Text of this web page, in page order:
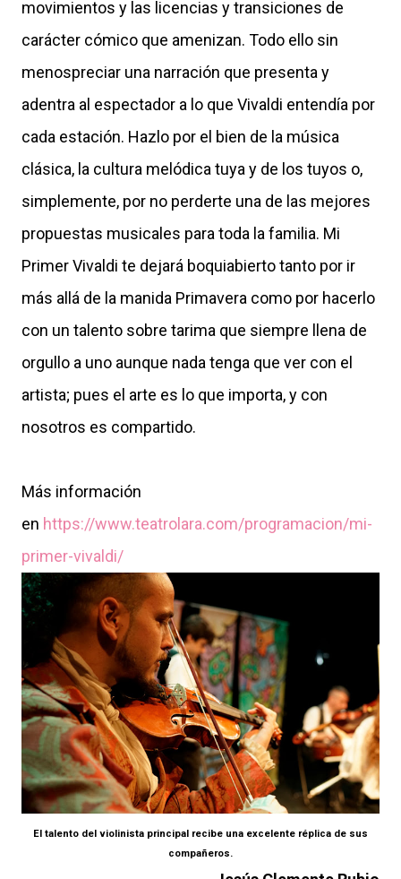
movimientos y las licencias y transiciones de
carácter cómico que amenizan. Todo ello sin
menospreciar una narración que presenta y
adentra al espectador a lo que Vivaldi entendía por
cada estación. Hazlo por el bien de la música
clásica, la cultura melódica tuya y de los tuyos o,
simplemente, por no perderte una de las mejores
propuestas musicales para toda la familia. Mi
Primer Vivaldi te dejará boquiabierto tanto por ir
más allá de la manida Primavera como por hacerlo
con un talento sobre tarima que siempre llena de
orgullo a uno aunque nada tenga que ver con el
artista; pues el arte es lo que importa, y con
nosotros es compartido.
Más información
en https://www.teatrolara.com/programacion/mi-
primer-vivaldi/
El talento del violinista principal recibe una excelente réplica de sus
compañeros.